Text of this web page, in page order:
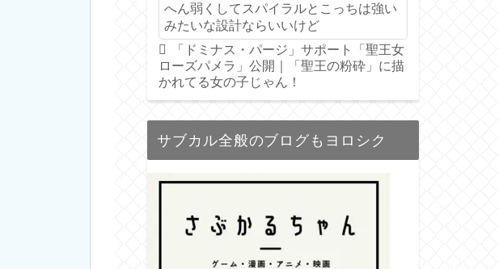
へん弱くしてスパイラルとこっちは強い
みたいな設計ならいいけど
「ドミナス・パージ」サポート「聖王女
ローズパメラ」公開｜「聖王の粉砕」に描
かれてる女の子じゃん！
サブカル全般のブログもヨロシク